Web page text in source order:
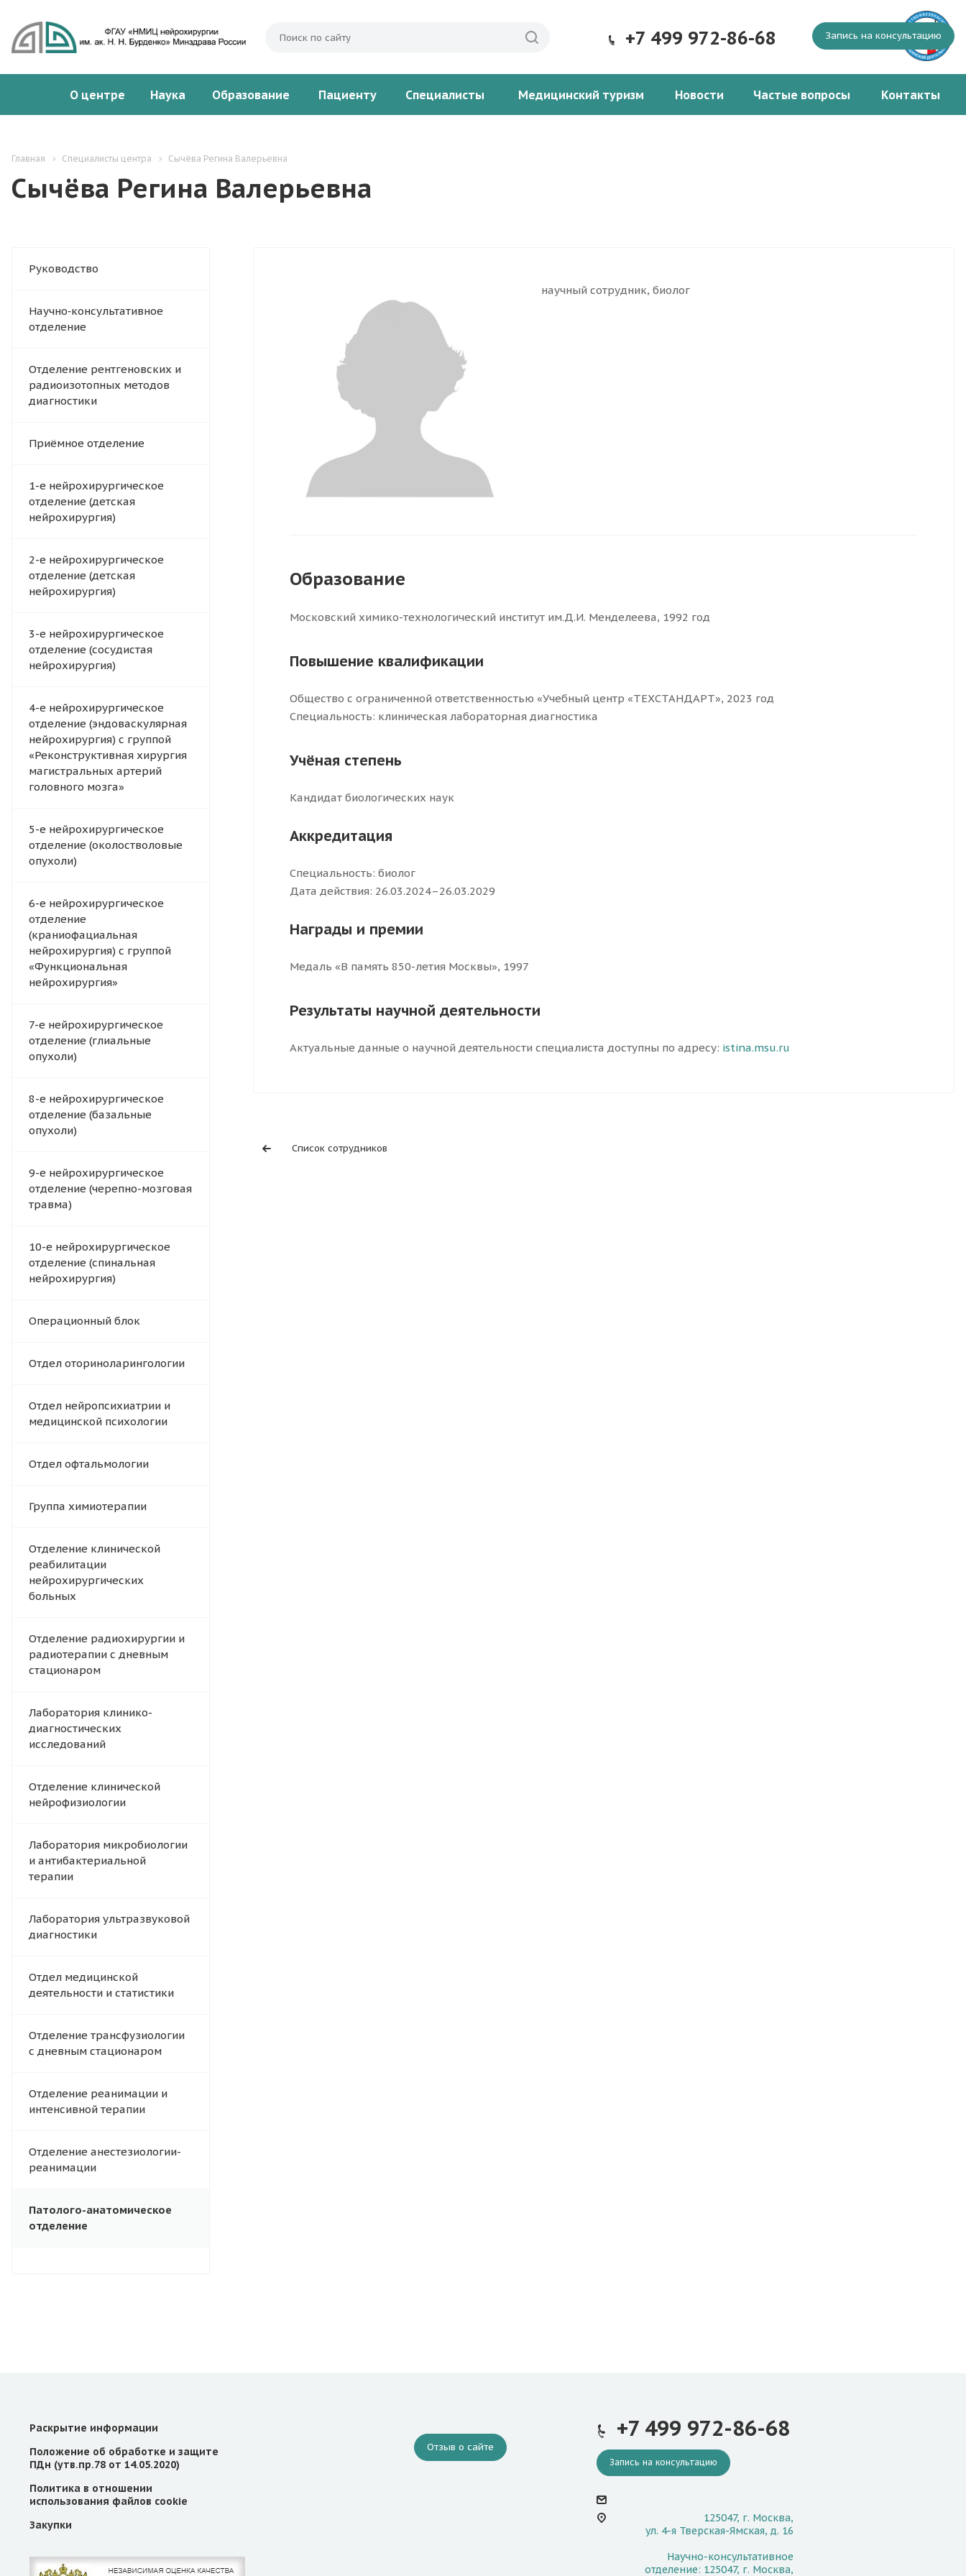
Запись на консультацию
+7 499 972-86-68
О центре Наука Образование Пациенту Специалисты Медицинский туризм Новости Частые вопросы Контакты
Главная Специалисты центра Сычёва Регина Валерьевна
Сычёва Регина Валерьевна
Руководство
Научно‑консультативное
отделение
Отделение рентгеновских и
радиоизотопных методов
диагностики
Приёмное отделение
1-е нейрохирургическое
отделение (детская
нейрохирургия)
2-е нейрохирургическое
отделение (детская
нейрохирургия)
3-е нейрохирургическое
отделение (сосудистая
нейрохирургия)
4-e нейрохирургическое
отделение (эндоваскулярная
нейрохирургия) с группой
«Реконструктивная хирургия
магистральных артерий
головного мозга»
5-е нейрохирургическое
отделение (околостволовые
опухоли)
6-е нейрохирургическое
отделение
(краниофациальная
нейрохирургия) с группой
«Функциональная
нейрохирургия»
7-е нейрохирургическое
отделение (глиальные
опухоли)
8-е нейрохирургическое
отделение (базальные
опухоли)
9-е нейрохирургическое
отделение (черепно-мозговая
травма)
10-е нейрохирургическое
отделение (спинальная
нейрохирургия)
Операционный блок
Отдел оториноларингологии
Отдел нейропсихиатрии и
медицинской психологии
Отдел офтальмологии
Группа химиотерапии
Отделение клинической
реабилитации
нейрохирургических
больных
Отделение радиохирургии и
радиотерапии с дневным
стационаром
Лаборатория клинико-
диагностических
исследований
Отделение клинической
нейрофизиологии
Лаборатория микробиологии
и антибактериальной
терапии
Лаборатория ультразвуковой
диагностики
Отдел медицинской
деятельности и статистики
Отделение трансфузиологии
с дневным стационаром
Отделение реанимации и
интенсивной терапии
Отделение анестезиологии-
реанимации
Патолого-анатомическое
отделение
научный сотрудник, биолог
Образование
Московский химико-технологический институт им.Д.И. Менделеева, 1992 год
Повышение квалификации
Общество с ограниченной ответственностью «Учебный центр «ТЕХСТАНДАРТ», 2023 год
Специальность: клиническая лабораторная диагностика
Учёная степень
Кандидат биологических наук
Аккредитация
Специальность: биолог
Дата действия: 26.03.2024–26.03.2029
Награды и премии
Медаль «В память 850-летия Москвы», 1997
Результаты научной деятельности
Актуальные данные о научной деятельности специалиста доступны по адресу: istina.msu.ru
Список сотрудников
Раскрытие информации
Положение об обработке и защите
ПДн (утв.пр.78 от 14.05.2020)
Политика в отношении
использования файлов cookie
Закупки
Отзыв о сайте
+7 499 972-86-68
Запись на консультацию
125047, г. Москва,
ул. 4-я Тверская-Ямская, д. 16
Научно-консультативное
отделение: 125047, г. Москва,